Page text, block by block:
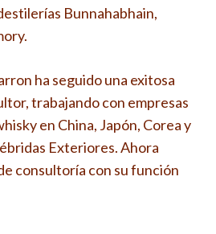
Bunnahabhain,
ha seguido una exitosa
trabajando con empresas
en China, Japón, Corea y
Exteriores. Ahora
consultoría con su función